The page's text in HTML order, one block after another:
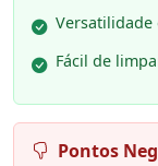
Versatilidade
Fácil de
Pontos